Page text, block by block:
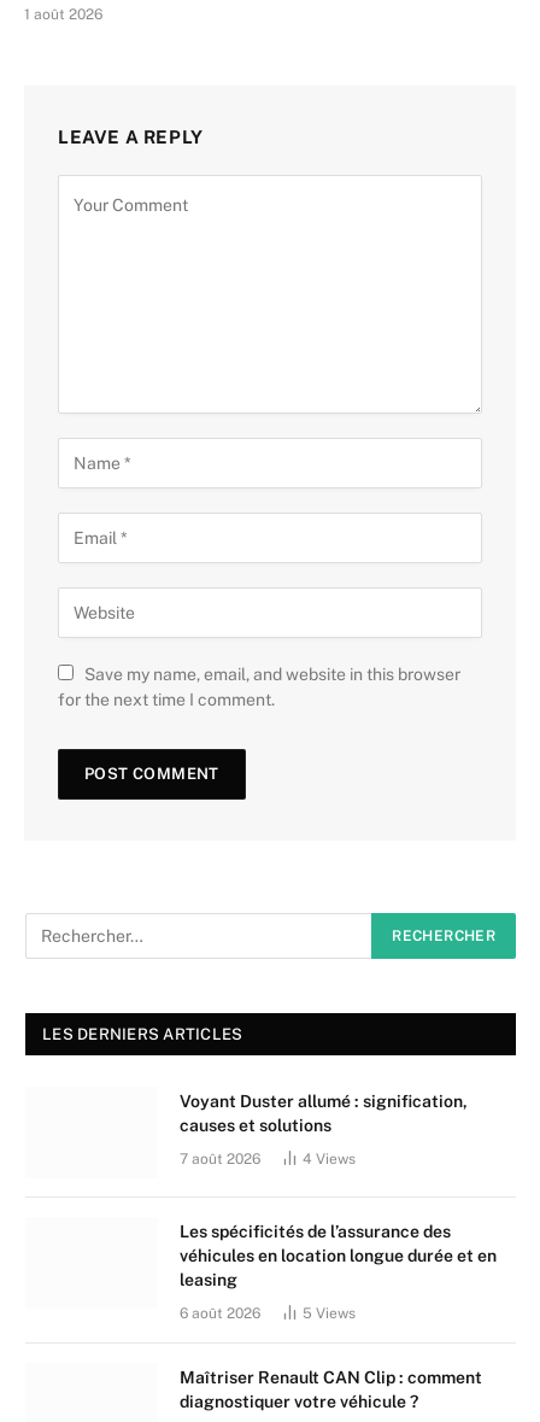
1 août 2026
LEAVE A REPLY
Save my name, email, and website in this browser
for the next time I comment.
LES DERNIERS ARTICLES
Voyant Duster allumé : signification,
causes et solutions
7 août 2026 4 Views
Les spécificités de l’assurance des
véhicules en location longue durée et en
leasing
6 août 2026 5 Views
Maîtriser Renault CAN Clip : comment
diagnostiquer votre véhicule ?